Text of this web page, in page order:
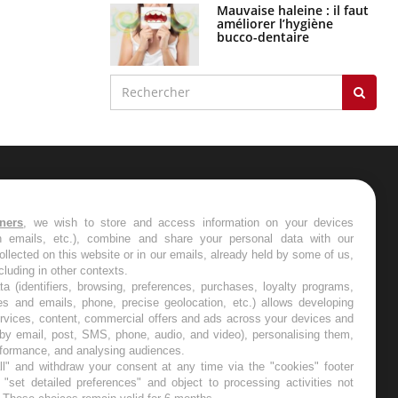
Mauvaise haleine : il faut
améliorer l’hygiène
bucco-dentaire
les semaines les meilleures
, we wish to store and access information on your devices
emails, etc.), combine and share your personal data with our
on this website or in our emails, already held by some of us,
in other contexts.
(identifiers, browsing, preferences, purchases, loyalty programs,
and emails, phone, precise geolocation, etc.) allows developing
content, commercial offers and ads across your devices and
email, post, SMS, phone, audio, and video), personalising them,
and analysing audiences.
and withdraw your consent at any time via the "cookies" footer
detailed preferences" and object to processing activities not